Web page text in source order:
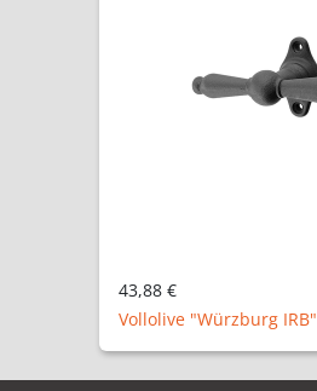
43,88 €
Vollolive "Würzburg IRB"